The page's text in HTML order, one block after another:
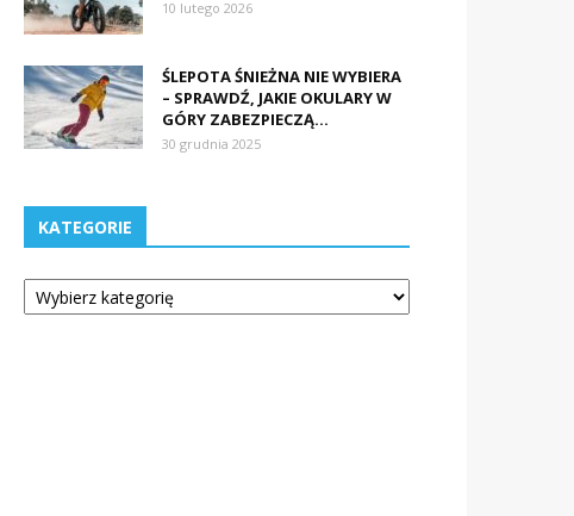
10 lutego 2026
ŚLEPOTA ŚNIEŻNA NIE WYBIERA
– SPRAWDŹ, JAKIE OKULARY W
GÓRY ZABEZPIECZĄ...
30 grudnia 2025
KATEGORIE
Kategorie